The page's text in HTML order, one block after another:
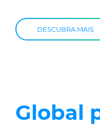
DESCUBRA MAIS
Global